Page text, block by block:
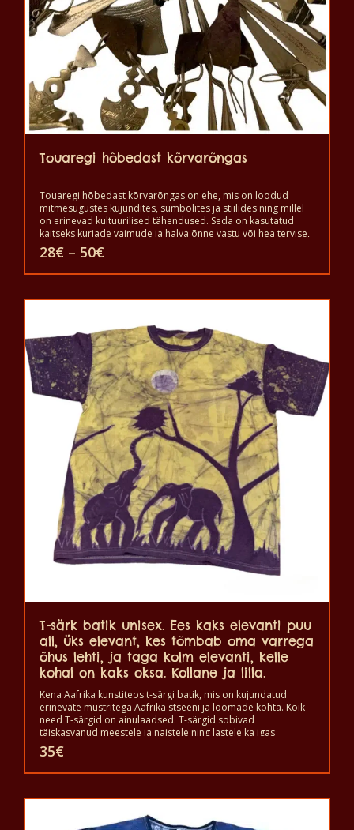
Touaregi hõbedast kõrvarõngas
Touaregi hõbedast kõrvarõngas on ehe, mis on loodud
mitmesugustes kujundites, sümbolites ja stiilides ning millel
on erinevad kultuurilised tähendused. Seda on kasutatud
kaitseks kurjade vaimude ja halva õnne vastu või hea tervise,
õnne ja jõukuse saavutamiseks. See on iseseisvuse ja
vabaduse sümbol ning hea staatuse märk, aga ka kaitseks
kurja silma ja kurjade vaimude vastu. Seda kantakse ilu ja
28€ – 50€Hinnavahemik:
kuni
50€
on
mitu
varianti.
Valikuid
tootelehel.
T-särk batik unisex. Ees kaks elevanti puu
all, üks elevant, kes tõmbab oma varrega
õhus lehti, ja taga kolm elevanti, kelle
kohal on kaks oksa. Kollane ja lilla.
Kena Aafrika kunstiteos t-särgi batik, mis on kujundatud
erinevate mustritega Aafrika stseeni ja loomade kohta. Kõik
need T-särgid on ainulaadsed. T-särgid sobivad
täiskasvanud meestele ja naistele ning lastele ka igas
suuruses. T-särki võib pesta pesumasinas 40°C juures. Ja ei
anna värvi välja. T-särk on 100% puuvillane.
35€